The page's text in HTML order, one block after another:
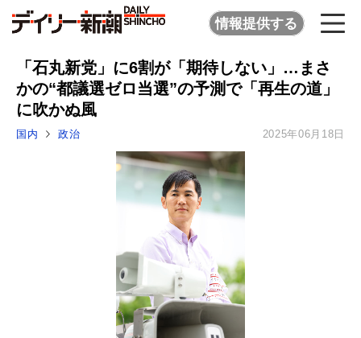
情報提供する
「石丸新党」に6割が「期待しない」…まさ
かの“都議選ゼロ当選”の予測で「再生の道」
に吹かぬ風
国内 政治 2025年06月18日